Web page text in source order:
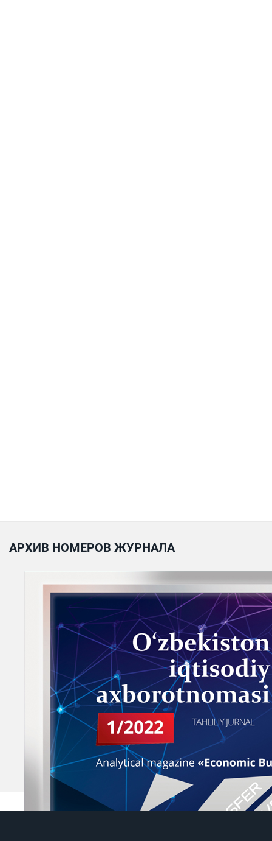
АРХИВ НОМЕРОВ ЖУРНАЛА